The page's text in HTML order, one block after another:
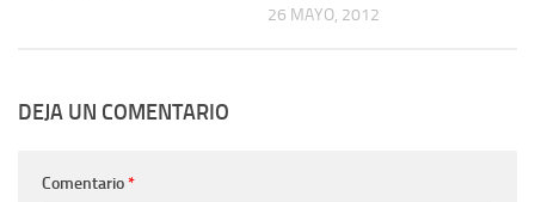
26 MAYO, 2012
DEJA UN COMENTARIO
Comentario*